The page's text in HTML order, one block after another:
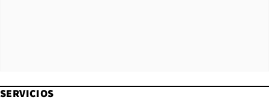
SERVICIOS